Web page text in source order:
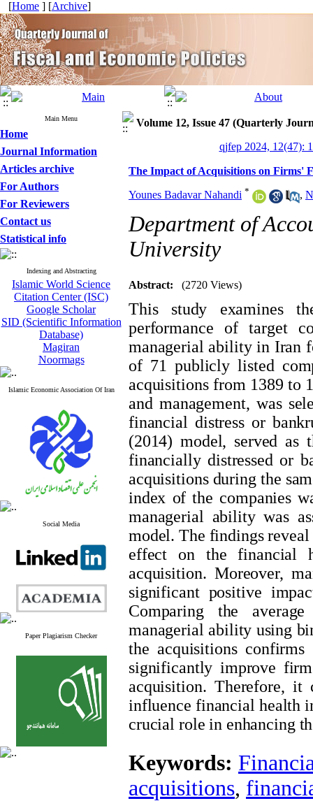
[Home ] [Archive]
Main Menu
Home
Journal Information
Articles archive
For Authors
For Reviewers
Contact us
Statistical info
Indexing and Abstracting
Islamic World Science
Citation Center (ISC)
Google Scholar
SID (Scientific Information
Database)
Magiran
Noormags
Islamic Economic Association Of Iran
Social Media
Paper Plagiarism Checker
Volume 12, Issue 47 (Quarterly
qjfep 2024, 12(47):
The Impact of Acquisitions on Firms'
Younes Badavar Nahandi * ,
Department of
University
Abstract: (2720 Views)
This study examines
performance of target
managerial ability in Iran
of 71 publicly listed
acquisitions from 1389 to
and management, was
financial distress or
(2014) model, served
financially distressed or
acquisitions during the
index of the companies
managerial ability was
model. The findings
effect on the financial
acquisition. Moreover,
significant positive
Comparing the
managerial ability using
the acquisitions
significantly improve
acquisition. Therefore, it
influence financial health
crucial role in enhancing
Keywords:
acquisitions,